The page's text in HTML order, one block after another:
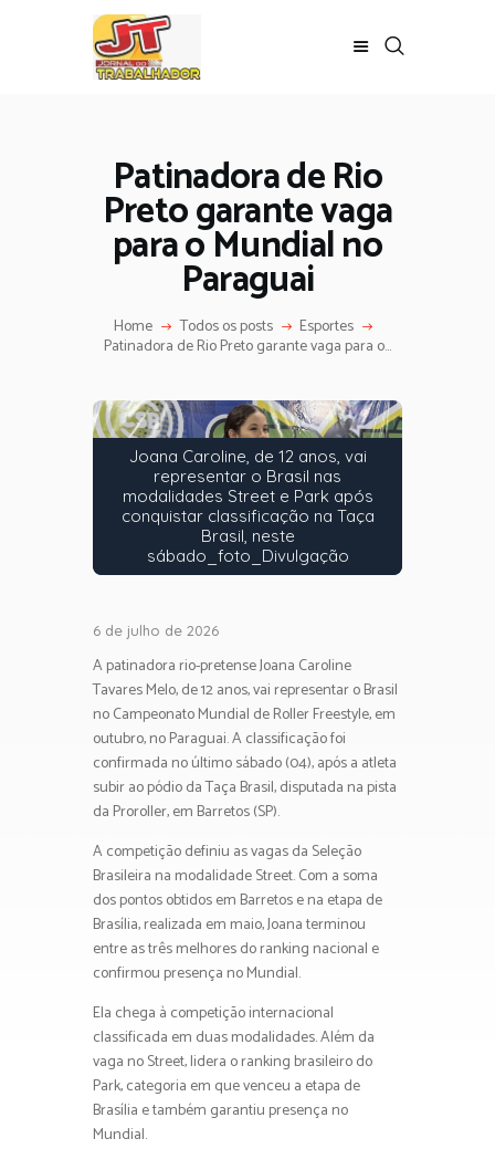
Patinadora de Rio
Preto garante vaga
para o Mundial no
Paraguai
Home Todos os posts Esportes
Patinadora de Rio Preto garante vaga para o...
Joana Caroline, de 12 anos, vai
representar o Brasil nas
modalidades Street e Park após
conquistar classificação na Taça
Brasil, neste
sábado_foto_Divulgação
6 de julho de 2026
A patinadora rio-pretense Joana Caroline
Tavares Melo, de 12 anos, vai representar o Brasil
no Campeonato Mundial de Roller Freestyle, em
outubro, no Paraguai. A classificação foi
confirmada no último sábado (04), após a atleta
subir ao pódio da Taça Brasil, disputada na pista
da Proroller, em Barretos (SP).
A competição definiu as vagas da Seleção
Brasileira na modalidade Street. Com a soma
dos pontos obtidos em Barretos e na etapa de
Brasília, realizada em maio, Joana terminou
entre as três melhores do ranking nacional e
confirmou presença no Mundial.
Ela chega à competição internacional
classificada em duas modalidades. Além da
vaga no Street, lidera o ranking brasileiro do
Park, categoria em que venceu a etapa de
Brasília e também garantiu presença no
Mundial.